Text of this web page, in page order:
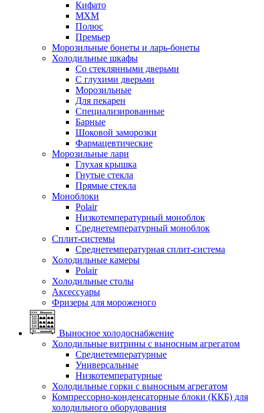
Кифато
МХМ
Полюс
Премьер
Морозильные бонеты и ларь-бонеты
Холодильные шкафы
Со стеклянными дверьми
С глухими дверьми
Морозильные
Для пекарен
Специализированные
Барные
Шоковой заморозки
Фармацевтические
Морозильные лари
Глухая крышка
Гнутые стекла
Прямые стекла
Моноблоки
Polair
Низкотемпературный моноблок
Среднетемпературный моноблок
Сплит-системы
Среднетемпературная сплит-система
Холодильные камеры
Polair
Холодильные столы
Аксессуары
Фризеры для мороженого
Выносное холодоснабжение
Холодильные витрины с выносным агрегатом
Среднетемпературные
Универсальные
Низкотемпературные
Холодильные горки с выносным агрегатом
Компрессорно-конденсаторные блоки (ККБ) для
холодильного оборудования